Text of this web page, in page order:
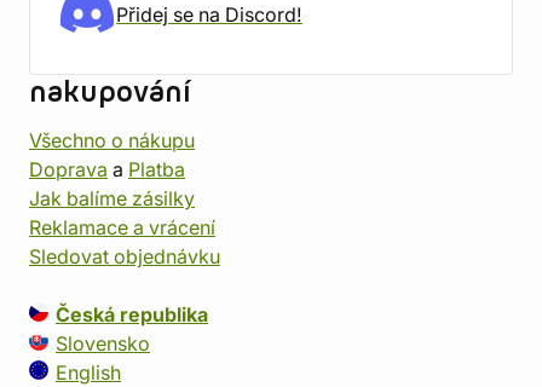
Přidej se na Discord!
nakupování
Všechno o nákupu
Doprava a Platba
Jak balíme zásilky
Reklamace a vrácení
Sledovat objednávku
Česká republika
Slovensko
English